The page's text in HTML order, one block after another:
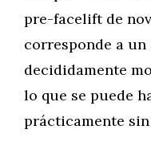
pre-facelift de
corresponde a
decididamente
lo que se puede
prácticamente sin